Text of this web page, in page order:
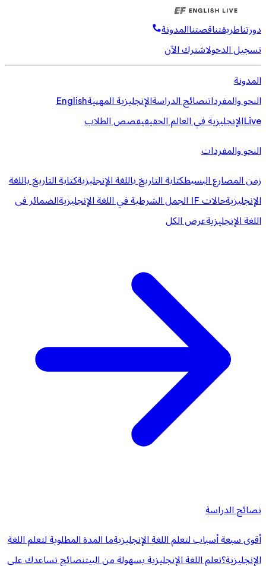
دورتناطريقتناقصتناالمدونة
تسجيل الدخولاشترك الآن
المدونة
النحو والمفرداتنصائح الدراسةالإنجليزية المهنيةEnglish
Liveالإنجليزية في العالم الحقيقيقصص الطلاب
النحو والمفردات
زمن المضارع البسيطكتابة التاريخ باللغة الإنجليزيةكتابة التاريخ باللغة
الإنجليزيةحالات IF الجمل الشرطية في اللغة الإنجليزية
الضمائر فى
اللغة الإنجليزيةعرض الكل
نصائح الدراسة
أقوى سبعة أسباب لتعلم اللغة الإنجليزيةما المدة المطلوبة لتعلم اللغة
الإنجليزية؟تعلم اللغة الإنجليزية بسهولة من البيتنصائح تساعدك على